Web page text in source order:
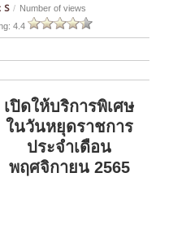
S / Number of views
4.4
เปิดให้บริการพิเศษ
ในวันหยุดราชการ
ประจำเดือน
พฤศจิกายน 2565